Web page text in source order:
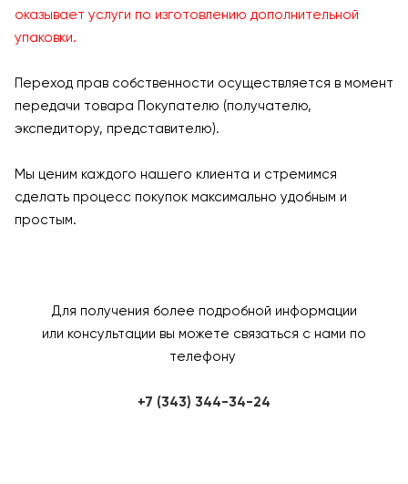
оказывает услуги по изготовлению дополнительной
упаковки.
Переход прав собственности осуществляется в момент
передачи товара Покупателю (получателю,
экспедитору, представителю).
Мы ценим каждого нашего клиента и стремимся
сделать процесс покупок максимально удобным и
простым.
Для получения более подробной информации
или консультации вы можете связаться с нами по
телефону
+7 (343) 344-34-24